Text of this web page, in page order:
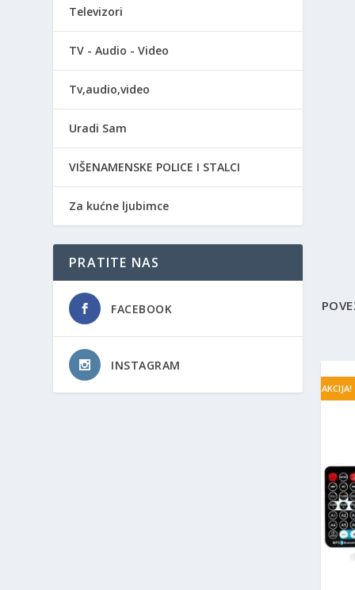
AKCIJA!
Televizori
TV - Audio - Video
Tv,audio,video
Uradi Sam
VIŠENAMENSKE POLICE I STALCI
Za kućne ljubimce
PRATITE NAS
FACEBOOK
INSTAGRAM